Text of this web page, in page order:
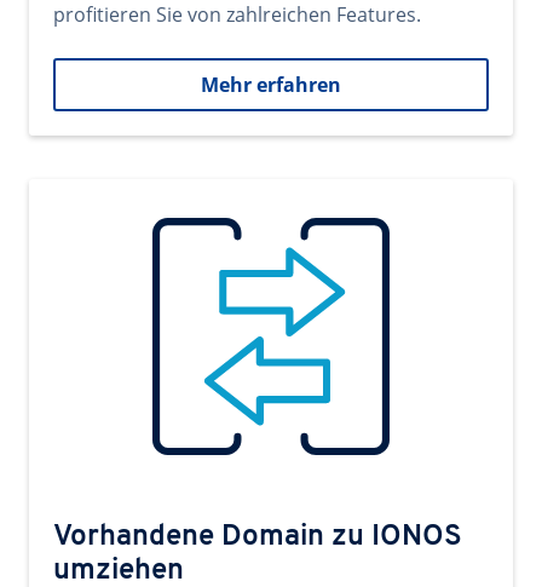
profitieren Sie von zahlreichen Features.
Mehr erfahren
Vorhandene Domain zu IONOS
umziehen